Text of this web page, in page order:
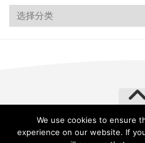
飞常旅客 VERYLVKE ©
Powered by
We use cookies to ensure
experience on our website. If